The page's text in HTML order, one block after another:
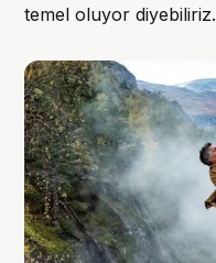
temel oluyor diyebiliriz.